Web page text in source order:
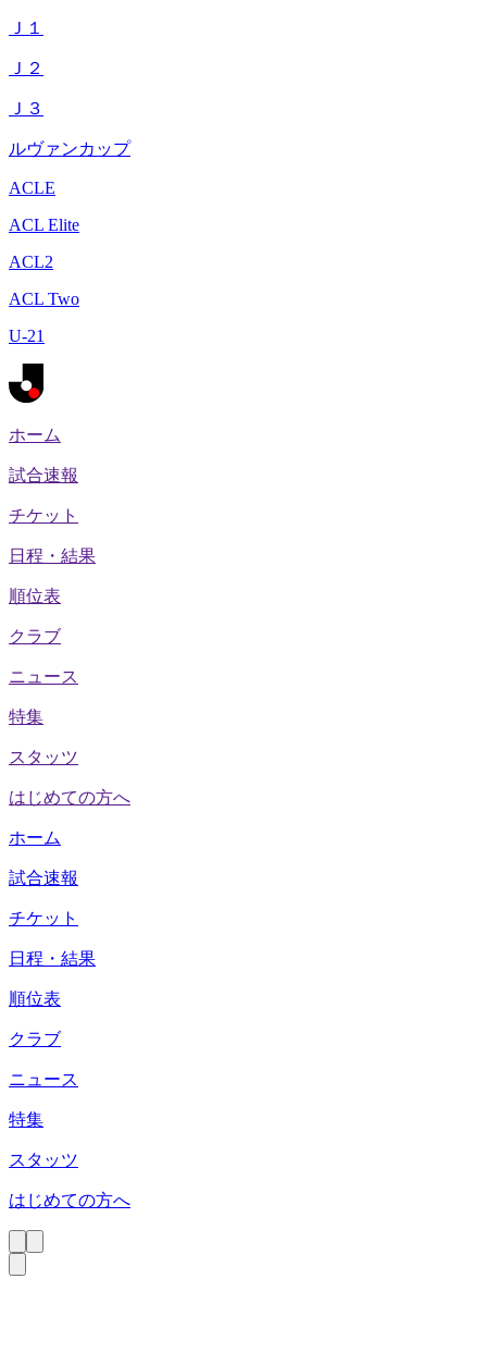
Ｊ１
Ｊ２
Ｊ３
ルヴァンカップ
ACLE
ACL Elite
ACL2
ACL Two
U-21
ホーム
試合速報
チケット
日程・結果
順位表
クラブ
ニュース
特集
スタッツ
はじめての方へ
ホーム
試合速報
チケット
日程・結果
順位表
クラブ
ニュース
特集
スタッツ
はじめての方へ